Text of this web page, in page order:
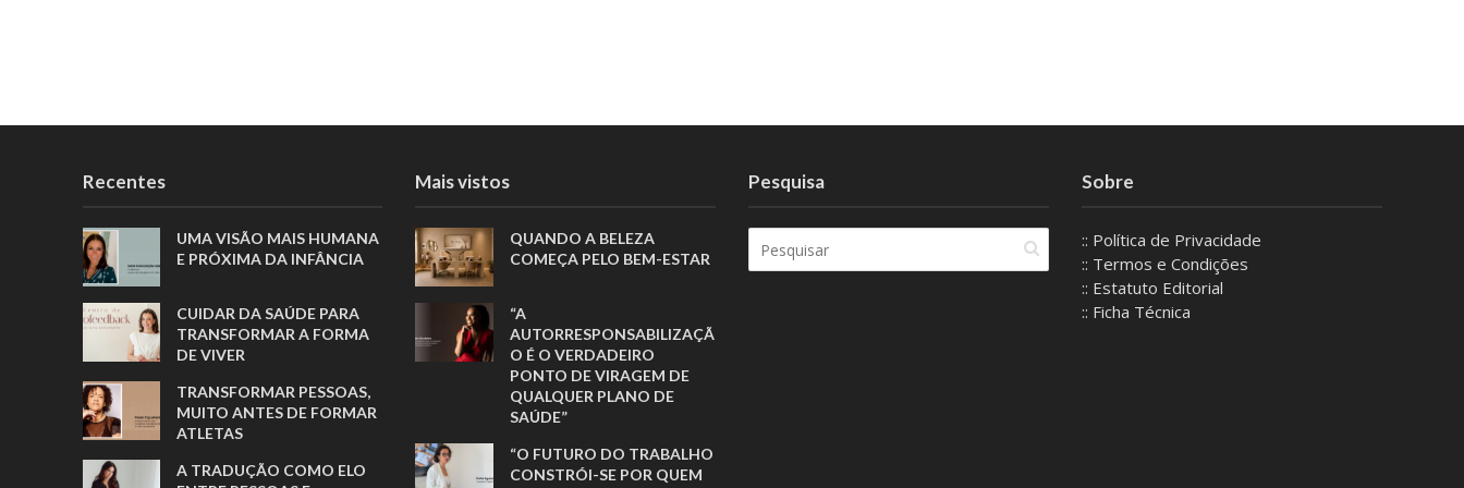
Recentes
UMA VISÃO MAIS HUMANA
E PRÓXIMA DA INFÂNCIA
CUIDAR DA SAÚDE PARA
TRANSFORMAR A FORMA
DE VIVER
TRANSFORMAR PESSOAS,
MUITO ANTES DE FORMAR
ATLETAS
A TRADUÇÃO COMO ELO
Mais vistos
QUANDO A BELEZA
COMEÇA PELO BEM-ESTAR
“A
AUTORRESPONSABILIZAÇÃ
O É O VERDADEIRO
PONTO DE VIRAGEM DE
QUALQUER PLANO DE
SAÚDE”
“O FUTURO DO TRABALHO
CONSTRÓI-SE POR QUEM
Pesquisa Sobre
:: Política de Privacidade
:: Termos e Condições
:: Estatuto Editorial
:: Ficha Técnica